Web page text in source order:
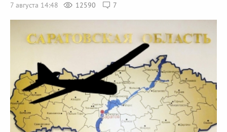
7 августа 14:48
12590 7